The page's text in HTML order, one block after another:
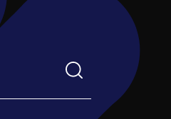
saisir un terme de